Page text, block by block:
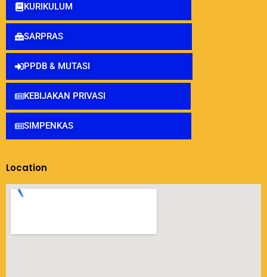
KURIKULUM
SARPRAS
PPDB & MUTASI
KEBIJAKAN PRIVASI
SIMPENKAS
Location